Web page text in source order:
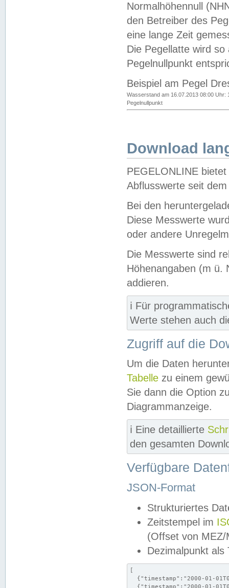
Normalhöhennull
den Betreiber des
eine lange Zeit
Die Pegellatte wird
Pegelnullpunkt
Beispiel am Pegel
Wasserstand am 16.07.2013 08:00 Uhr:
Pegelnullpunkt
Download
PEGELONLINE
Abflusswerte seit
Bei den
Diese Messwerte
oder andere
Die Messwerte sind
Höhenangaben (m ü.
addieren.
ℹ️ Für
Werte stehen auch
Zugriff auf die
Um die Daten
Tabelle zu einem
Sie dann die Option
Diagrammanzeige.
ℹ️ Eine detaillierte
den gesamten
Verfügbare
JSON-Format
Strukturiertes
Zeitstempel im
(Offset von MEZ/
Dezimalpunkt als
[
{"timestamp":"2000-01-
{"timestamp":"2000-01-